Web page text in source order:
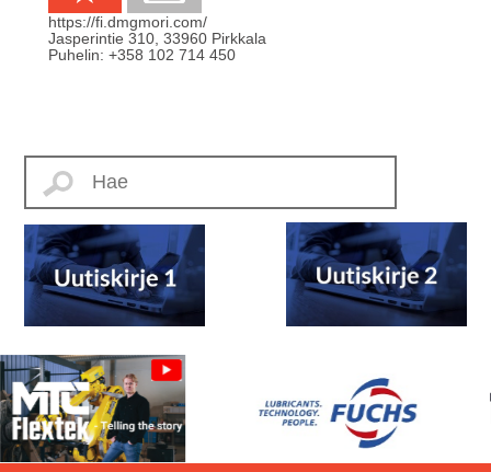
https://fi.dmgmori.com/
Jasperintie 310 33960 Pirkkala
Puhelin: +358 102 714 450